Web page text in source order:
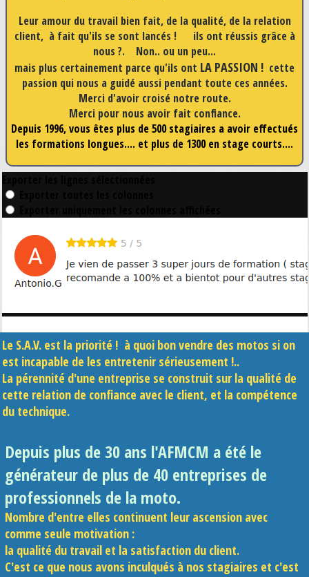
Leur amour du travail bien fait, de la qualité, de la relation
client, à fait qu'ils se sont lancés ! ils ont réussis grâce à
nous ?. Non.. ou un peu...
mais plus certainement parce qu'ils ont LA PASSION ! cette
passion qui nous a guidé aussi pendant toute ces années.
Merci d'avoir croisé notre route.
Merci pour nous avoir fait confiance.
Depuis 1996, vous êtes plus de 500 stagiaires a avoir effectués
les formations longues.... et plus de 1300 en stage courts....
Le S.A.V. est la priorité ! à quoi bon vendre des motos si on
est incapable de les entretenir sérieusement !..
La pérennité d'une entreprise se construit sur la qualité de
cette relation de confiance avec le client, et la compétence
du technique.
Depuis plus de 30 ans l'AFMCM a été le
générateur de plus de 40 entreprises de
professionnels de la moto.
Nombre d'entre elles continuent leur ascension avec
comme seule motivation :
la qualité du travail et la satisfaction du client.
C'est ce que nous avons inculqués à nos stagiaires et c'est